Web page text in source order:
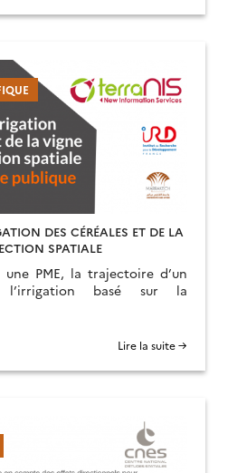
DES CÉRÉALES ET DE LA
SPATIALE
PME, la trajectoire d’un
basé sur la
Lire la suite →